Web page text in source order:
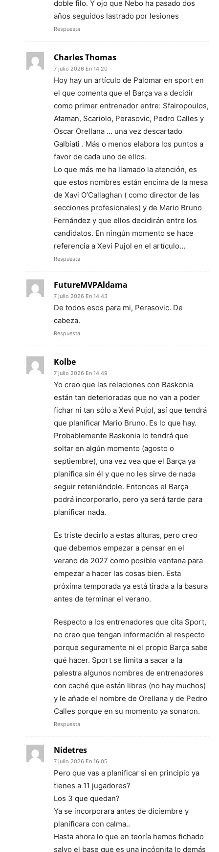
doble filo. Y ojo que Nebo ha pasado dos
años seguidos lastrado por lesiones
Respuesta
Charles Thomas
7 julio 2026 En 14:20
Hoy hay un artículo de Palomar en sport en
el que comenta que el Barça va a decidir
como primer entrenador entre: Sfairopoulos,
Ataman, Scariolo, Perasovic, Pedro Calles y
Oscar Orellana … una vez descartado
Galbiati . Más o menos elabora los puntos a
favor de cada uno de ellos.
Lo que más me ha llamado la atención, es
que estos nombres están encima de la mesa
de Xavi O’Callaghan ( como director de las
secciones profesionales) y de Mario Bruno
Fernández y que ellos decidirán entre los
candidatos. En ningún momento se hace
referencia a Xevi Pujol en el artículo…
Respuesta
FutureMVPAldama
7 julio 2026 En 14:43
De todos esos para mi, Perasovic. De
cabeza.
Respuesta
Kolbe
7 julio 2026 En 14:49
Yo creo que las relaciones con Baskonia
están tan deterioradas que no van a poder
fichar ni tan sólo a Xevi Pujol, así que tendrá
que planificar Mario Bruno. Es lo que hay.
Probablemente Baskonia lo tendrá que
soltar en algún momento (agosto o
septiembre), una vez vea que el Barça ya
planifica sin él y que no les sirve de nada
seguir reteniéndole. Entonces el Barça
podrá incorporarlo, pero ya será tarde para
planificar nada.
Es triste decirlo a estas alturas, pero creo
que debemos empezar a pensar en el
verano de 2027 como posible ventana para
empezar a hacer las cosas bien. Esta
próxima temporada ya está tirada a la basura
antes de terminar el verano.
Respecto a los entrenadores que cita Sport,
no creo que tengan información al respecto
porque seguramente ni el propio Barça sabe
qué hacer. Sport se limita a sacar a la
palestra algunos nombres de entrenadores
con caché que están libres (no hay muchos)
y le añade el nombre de Orellana y de Pedro
Calles porque en su momento ya sonaron.
Respuesta
Nidetres
7 julio 2026 En 16:05
Pero que vas a planificar si en principio ya
tienes a 11 jugadores?
Los 3 que quedan?
Ya se incorporara antes de diciembre y
planificara con calma..
Hasta ahora lo que en teoría hemos fichado
salvo el base que es una incógnita lo demás